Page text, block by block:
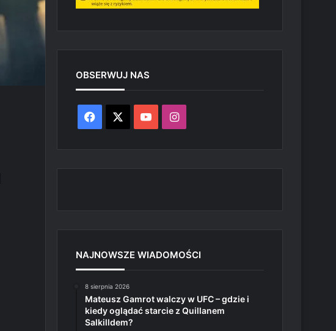
OBSERWUJ NAS
Facebook YouTubeInstagram
NAJNOWSZE WIADOMOŚCI
8 sierpnia 2026
Mateusz Gamrot walczy w UFC – gdzie i
kiedy oglądać starcie z Quillanem
Salkilldem?